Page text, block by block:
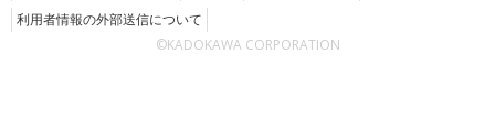
利用者情報の外部送信について
©KADOKAWA CORPORATION